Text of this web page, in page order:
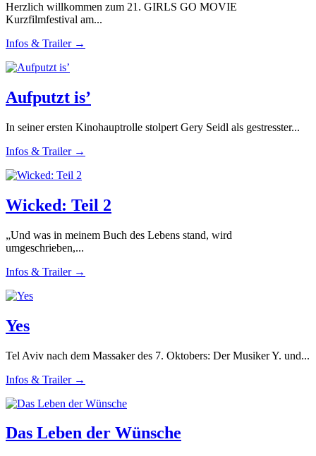
Herzlich willkommen zum 21. GIRLS GO MOVIE
Kurzfilmfestival am...
Infos & Trailer →
Aufputzt is’
In seiner ersten Kinohauptrolle stolpert Gery Seidl als gestresster...
Infos & Trailer →
Wicked: Teil 2
„Und was in meinem Buch des Lebens stand, wird
umgeschrieben,...
Infos & Trailer →
Yes
Tel Aviv nach dem Massaker des 7. Oktobers: Der Musiker Y. und...
Infos & Trailer →
Das Leben der Wünsche